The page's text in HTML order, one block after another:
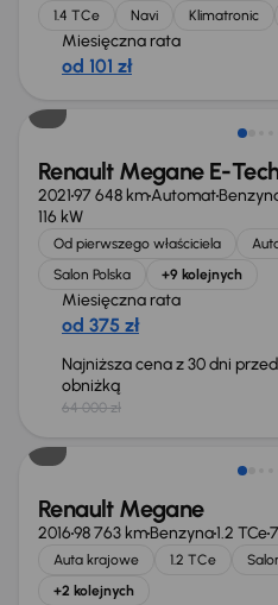
1.4 TCe Navi Klimatronic
Miesięczna rata
od 101 zł
Taniej o 1 000 zł
Renault Megane E-
202197 648 kmAutomat
116 kW
Od pierwszego właściciela
Salon Polska
+9 kolejnych
Miesięczna rata
od 375 zł
Najniższa cena z 30 dni przed
obniżką
64 000 zł
Taniej o 500 zł
Renault Megane
201698 763 kmBenzyna1.2 TCe
Auta krajowe 1.2 TCe
+2 kolejnych